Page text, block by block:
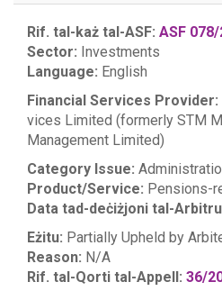
Rif. tal-każ tal-ASF: ASF
Sector: Investments
Language: English
Financial Services Provider:
vices Limited (formerly STM
Management Limited)
Category Issue:
Product/Service: Pensions-
Data tad-deċiżjoni tal-
Eżitu: Partially Upheld by
Reason: N/A
Rif. tal-Qorti tal-Appell: 36/